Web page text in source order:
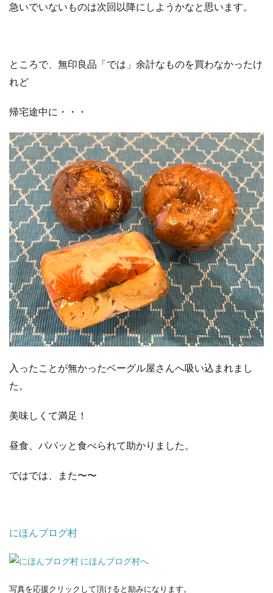
急いでいないものは次回以降にしようかなと思います。
ところで、無印良品「では」余計なものを買わなかったけ
れど
帰宅途中に・・・
入ったことが無かったベーグル屋さんへ吸い込まれまし
た。
美味しくて満足！
昼食、パパッと食べられて助かりました。
ではでは、また〜〜
にほんブログ村
写真を応援クリックして頂けると励みになります。